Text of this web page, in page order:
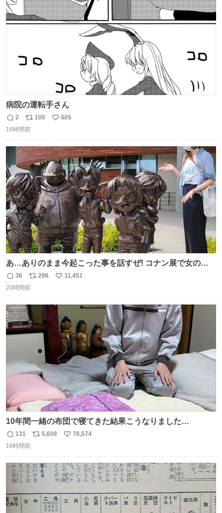
数
病院の運転手さん
返
信
2
リ
ポ
ト
数
100
い
数
605
16時間前
あ…ありのまま今起こった事を話すぜ! コナン展で女の子
に 「千速さんですか！？」 と声をかけられた。 あぁ鞄の
装飾かなと思ったら 「背も高いし見た目もすごく千速さん
人＿ ＞今日は私服＜ ￣Y^Y^Y^Y^Y^￣ #白樹鳥取大阪コ
ナン旅行2026
返
信
36
リ
ポ
ト
数
296
い
数
11,451
20時間前
10年間一緒の布団で寝てきた結果こうなりました…
返
信
131
リ
ト
数
5,609
い
数
76,574
16時間前